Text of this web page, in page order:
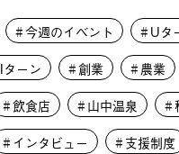
今週のイベント
Uタ
Iターン 創業
農業
飲食店 山中温泉
インタビュー
支援制度